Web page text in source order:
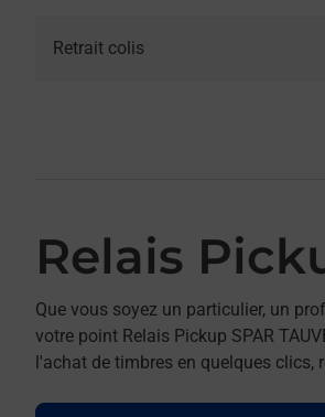
Retrait colis
Relais
Que vous soyez un particulier, un
votre point Relais Pickup SPAR
l'achat de timbres en quelques clics,